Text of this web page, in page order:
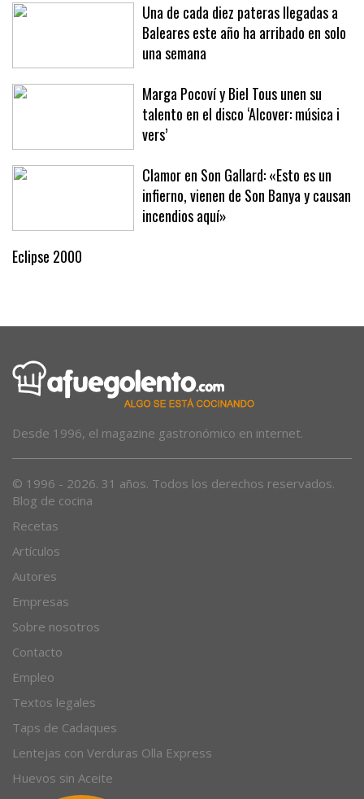
Una de cada diez pateras llegadas a
Baleares este año ha arribado en solo
una semana
Marga Pocoví y Biel Tous unen su
talento en el disco ‘Alcover: música i
vers’
Clamor en Son Gallard: «Esto es un
infierno, vienen de Son Banya y causan
incendios aquí»
Eclipse 2000
Desde 1996, el magazine gastronómico en internet.
© 1996 - 2026. 31 años. Todos los derechos reservados.
Blog de cocina
Recetas
Artículos
Autores
Empresas
Sobre nosotros
Contacto
Empleo
Textos legales
Taps de Cadaques
Lentejas con Verduras Olla Express
Huevos sin Aceite